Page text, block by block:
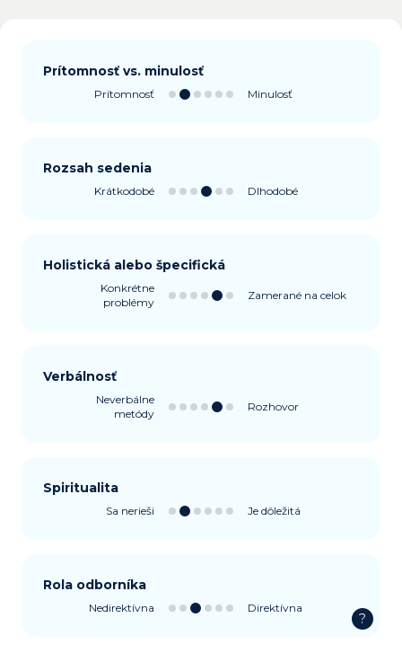
Prítomnosť vs. minulosť
Prítomnosť Minulosť
Rozsah sedenia
Krátkodobé Dlhodobé
Holistická alebo špecifická
Konkrétne
problémy
Zamerané na celok
Verbálnosť
Neverbálne
metódy
Rozhovor
Spiritualita
Sa nerieši Je dôležitá
Rola odborníka
Nedirektívna Direktívna
?